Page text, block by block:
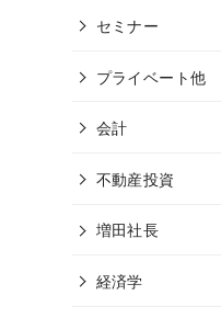
セミナー
プライベート他
会計
不動産投資
増田社長
経済学